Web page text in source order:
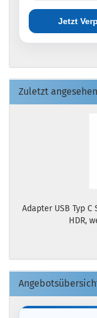
Jetzt
Zuletzt angesehen
Adapter USB Typ C
HDR,